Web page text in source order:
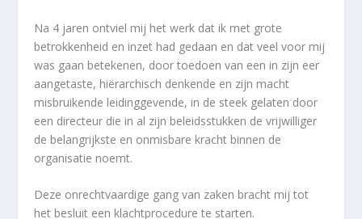
Na 4 jaren ontviel mij het werk dat ik met grote
betrokkenheid en inzet had gedaan en dat veel voor mij
was gaan betekenen, door toedoen van een in zijn eer
aangetaste, hiërarchisch denkende en zijn macht
misbruikende leidinggevende, in de steek gelaten door
een directeur die in al zijn beleidsstukken de vrijwilliger
de belangrijkste en onmisbare kracht binnen de
organisatie noemt.
Deze onrechtvaardige gang van zaken bracht mij tot
het besluit een klachtprocedure te starten.